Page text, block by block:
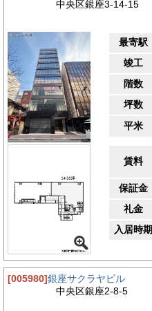
中央区銀座3-14-15
最寄駅
竣工
階数
坪数
平米
賃料
保証金
礼金
入居時期
[005980]銀座サクラヤビル
中央区銀座2-8-5